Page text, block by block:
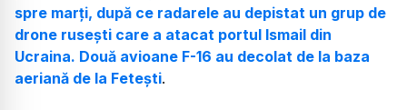
spre marți, după ce radarele au depistat un grup de
drone rusești care a atacat portul Ismail din
Ucraina. Două avioane F-16 au decolat de la baza
aeriană de la Fetești.